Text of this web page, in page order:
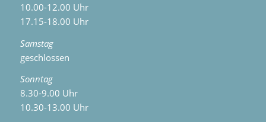
10.00-12.00 Uhr
17.15-18.00 Uhr
Samstag
geschlossen
Sonntag
8.30-9.00 Uhr
10.30-13.00 Uhr